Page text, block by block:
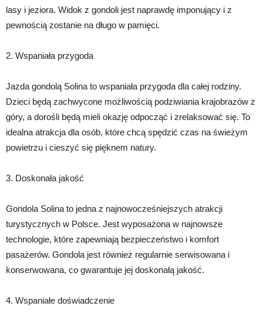
lasy i jeziora. Widok z gondoli jest naprawdę imponujący i z
pewnością zostanie na długo w pamięci.
2. Wspaniała przygoda
Jazda gondolą Solina to wspaniała przygoda dla całej rodziny.
Dzieci będą zachwycone możliwością podziwiania krajobrazów z
góry, a dorośli będą mieli okazję odpocząć i zrelaksować się. To
idealna atrakcja dla osób, które chcą spędzić czas na świeżym
powietrzu i cieszyć się pięknem natury.
3. Doskonała jakość
Gondola Solina to jedna z najnowocześniejszych atrakcji
turystycznych w Polsce. Jest wyposażona w najnowsze
technologie, które zapewniają bezpieczeństwo i komfort
pasażerów. Gondola jest również regularnie serwisowana i
konserwowana, co gwarantuje jej doskonałą jakość.
4. Wspaniałe doświadczenie